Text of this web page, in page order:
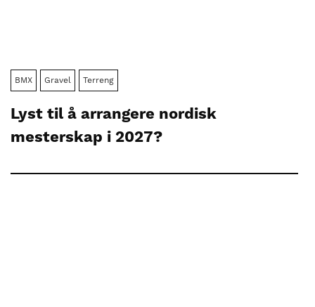
BMX Gravel Terreng
Lyst til å arrangere nordisk
mesterskap i 2027?